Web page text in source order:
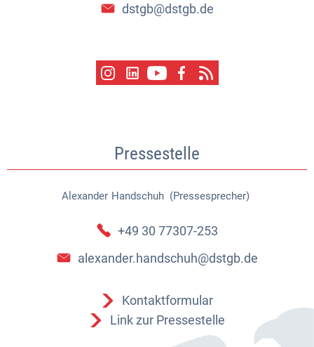
dstgb@dstgb.de
Pressestelle
Alexander Handschuh (Pressesprecher)
Alexander Handschuh
+49 30 77307-253
alexander.handschuh@dstgb.de
Kontaktformular
Link zur Pressestelle